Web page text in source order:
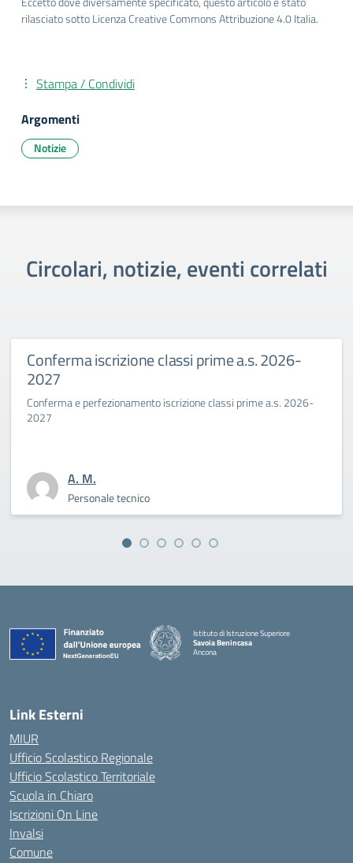
rilasciato sotto Licenza Creative Commons Attribuzione 4.0 Italia.
Stampa / Condividi
Argomenti
Notizie
Circolari, notizie, eventi correlati
prime a.s. 2026-
classi prime a.s. 2026-
Primo giorno di scuola
La Dirigente Bertini: “affrontiamo
Istituto di Istruzione Superiore
Savoia Benincasa
Ancona
Link Esterni
MIUR
Ufficio Scolastico Regionale
Ufficio Scolastico Territoriale
Scuola in Chiaro
Iscrizioni On Line
Invalsi
Comune